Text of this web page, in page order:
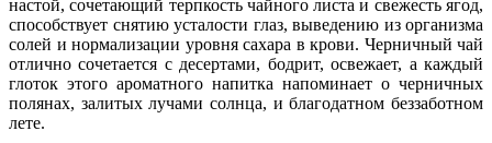
настой, сочетающий терпкость чайного листа и свежесть ягод,
способствует снятию усталости глаз, выведению из организма
солей и нормализации уровня сахара в крови. Черничный чай
отлично сочетается с десертами, бодрит, освежает, а каждый
глоток этого ароматного напитка напоминает о черничных
полянах, залитых лучами солнца, и благодатном беззаботном
лете.